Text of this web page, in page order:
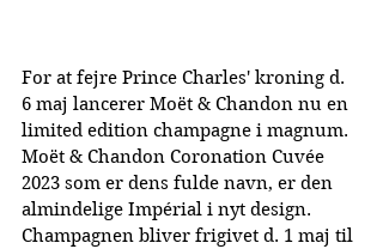
For at fejre Prince Charles' kroning d.
6 maj lancerer Moët & Chandon nu en
limited edition champagne i magnum.
Moët & Chandon Coronation Cuvée
2023 som er dens fulde navn, er den
almindelige Impérial i nyt design.
Champagnen bliver frigivet d. 1 maj til